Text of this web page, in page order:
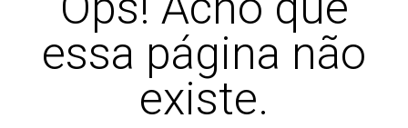
essa página não
existe.